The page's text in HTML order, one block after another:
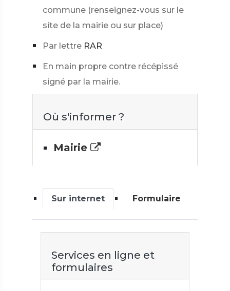
commune (renseignez-vous sur le
site de la mairie ou sur place)
Par lettre RAR
En main propre contre récépissé
signé par la mairie.
Où s'informer ?
Mairie
Sur internet Formulaire
Services en ligne et
formulaires